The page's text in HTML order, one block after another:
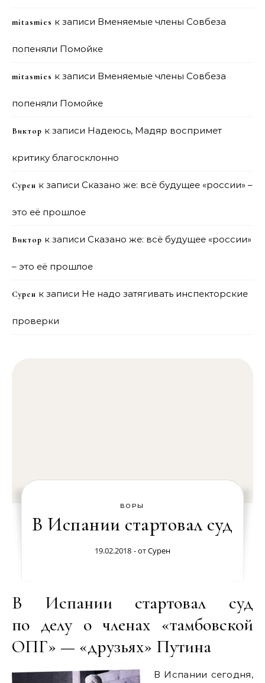
mitasmies к записи Вменяемые члены Совбеза
попеняли Помойке
mitasmies к записи Вменяемые члены Совбеза
попеняли Помойке
Виктор к записи Надеюсь, Мадяр воспримет
критику благосклонно
Сурен к записи Сказано же: всё будущее «россии» –
это её прошлое
Виктор к записи Сказано же: всё будущее «россии»
– это её прошлое
Сурен к записи Не надо затягивать инспекторские
проверки
ВОРЫ
В Испании стартовал суд
19.02.2018 - отСурен
В Испании стартовал суд
по делу о членах «тамбовской
ОПГ» — «друзьях» Путина
В Испании сегодня,